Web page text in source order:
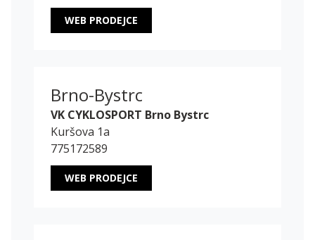
WEB PRODEJCE
Brno-Bystrc
VK CYKLOSPORT Brno Bystrc
Kuršova 1a
775172589
WEB PRODEJCE